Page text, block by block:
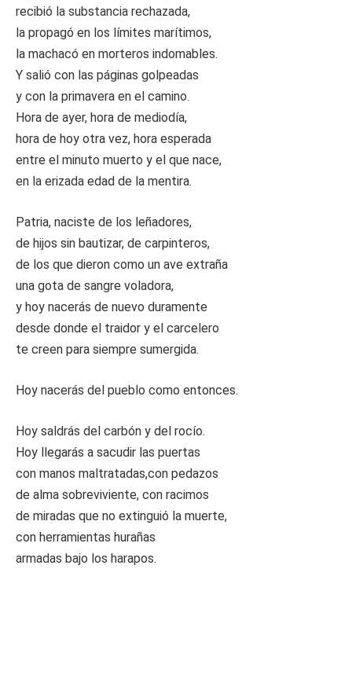
recibió la substancia rechazada,
la propagó en los límites marítimos,
la machacó en morteros indomables.
Y salió con las páginas golpeadas
y con la primavera en el camino.
Hora de ayer, hora de mediodía,
hora de hoy otra vez, hora esperada
entre el minuto muerto y el que nace,
en la erizada edad de la mentira.
Patria, naciste de los leñadores,
de hijos sin bautizar, de carpinteros,
de los que dieron como un ave extraña
una gota de sangre voladora,
y hoy nacerás de nuevo duramente
desde donde el traidor y el carcelero
te creen para siempre sumergida.
Hoy nacerás del pueblo como entonces.
Hoy saldrás del carbón y del rocío.
Hoy llegarás a sacudir las puertas
con manos maltratadas,con pedazos
de alma sobreviviente, con racimos
de miradas que no extinguió la muerte,
con herramientas hurañas
armadas bajo los harapos.